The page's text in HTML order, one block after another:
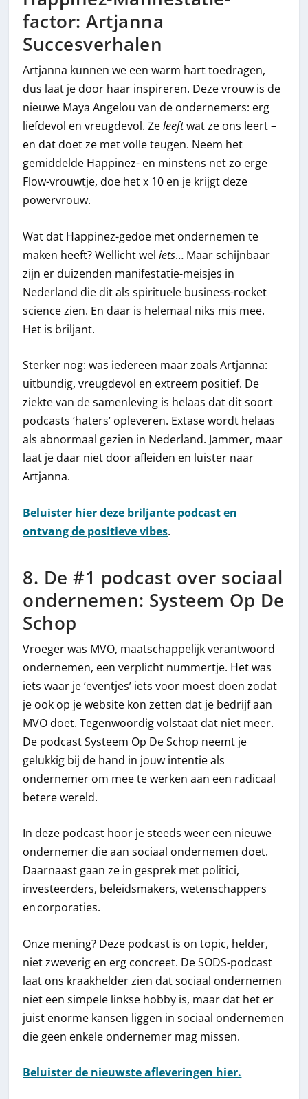
factor: Artjanna
Succesverhalen
Artjanna kunnen we een warm hart toedragen,
dus laat je door haar inspireren. Deze vrouw is de
nieuwe Maya Angelou van de ondernemers: erg
liefdevol en vreugdevol. Zeleeftwat ze ons leert –
en dat doet ze met volle teugen. Neem het
gemiddelde Happinez- en minstens net zo erge
Flow-vrouwtje, doe het x 10 en je krijgt deze
powervrouw.
Wat dat Happinez-gedoe met ondernemen te
maken heeft? Wellicht weliets… Maar schijnbaar
zijn er duizenden manifestatie-meisjes in
Nederland die dit als spirituele business-rocket
science zien. En daar is helemaal niks mis mee.
Het is briljant.
Sterker nog: was iedereen maar zoals Artjanna:
uitbundig, vreugdevol en extreem positief. De
ziekte van de samenleving is helaas dat dit soort
podcasts ‘haters’ opleveren. Extase wordt helaas
als abnormaal gezien in Nederland. Jammer, maar
laat je daar niet door afleiden en luister naar
Artjanna.
Beluister hier deze briljante podcast en
ontvang de positieve vibes.
8. De #1 podcast over sociaal
ondernemen: Systeem Op De
Schop
Vroeger was MVO, maatschappelijk verantwoord
ondernemen, een verplicht nummertje. Het was
iets waar je ‘eventjes’ iets voor moest doen zodat
je ook op je website kon zetten dat je bedrijf aan
MVO doet. Tegenwoordig volstaat dat niet meer.
De podcast Systeem Op De Schop neemt je
gelukkig bij de hand in jouw intentie als
ondernemer om mee te werken aan een radicaal
betere wereld.
In deze podcast hoor je steeds weer een nieuwe
ondernemer die aan sociaal ondernemen doet.
Daarnaast gaan ze in gesprek met politici,
investeerders, beleidsmakers, wetenschappers
en corporaties.
Onze mening? Deze podcast is on topic, helder,
niet zweverig en erg concreet. De SODS-podcast
laat ons kraakhelder zien dat sociaal ondernemen
niet een simpele linkse hobby is, maar dat het er
juist enorme kansen liggen in sociaal ondernemen
die geen enkele ondernemer mag missen.
Beluister de nieuwste afleveringen hier.